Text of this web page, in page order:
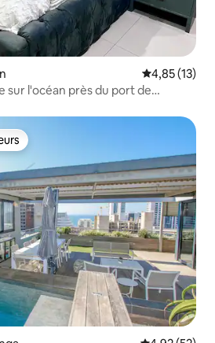
Note
4,85 (13)
sur l'océan près du port de